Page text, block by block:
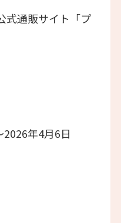
式通販サイト「プ
年4月6日